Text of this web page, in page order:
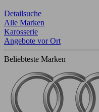
Detailsuche
Alle Marken
Karosserie
Angebote vor Ort
Beliebteste Marken